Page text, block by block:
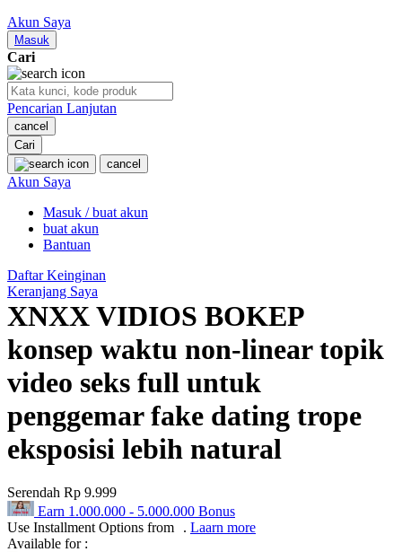
Oh Ma Grain
P
Peachy
Phil & Ted's
Philips Avent
Pigeon
Ponycycle
Puma
Pureats
Q
QV Baby
Akun Saya
Masuk
Cari
Pencarian Lanjutan
cancel
Cari
cancel
Akun Saya
Masuk / buat akun
buat akun
Bantuan
Daftar Keinginan
Keranjang Saya
XNXX VIDIOS BOKEP
konsep waktu non-linear topik
video seks full untuk
penggemar fake dating trope
eksposisi lebih natural
Serendah Rp 9.999
Earn 1.000.000 - 5.000.000 Bonus
Use Installment Options from
. Laarn more
Available for :